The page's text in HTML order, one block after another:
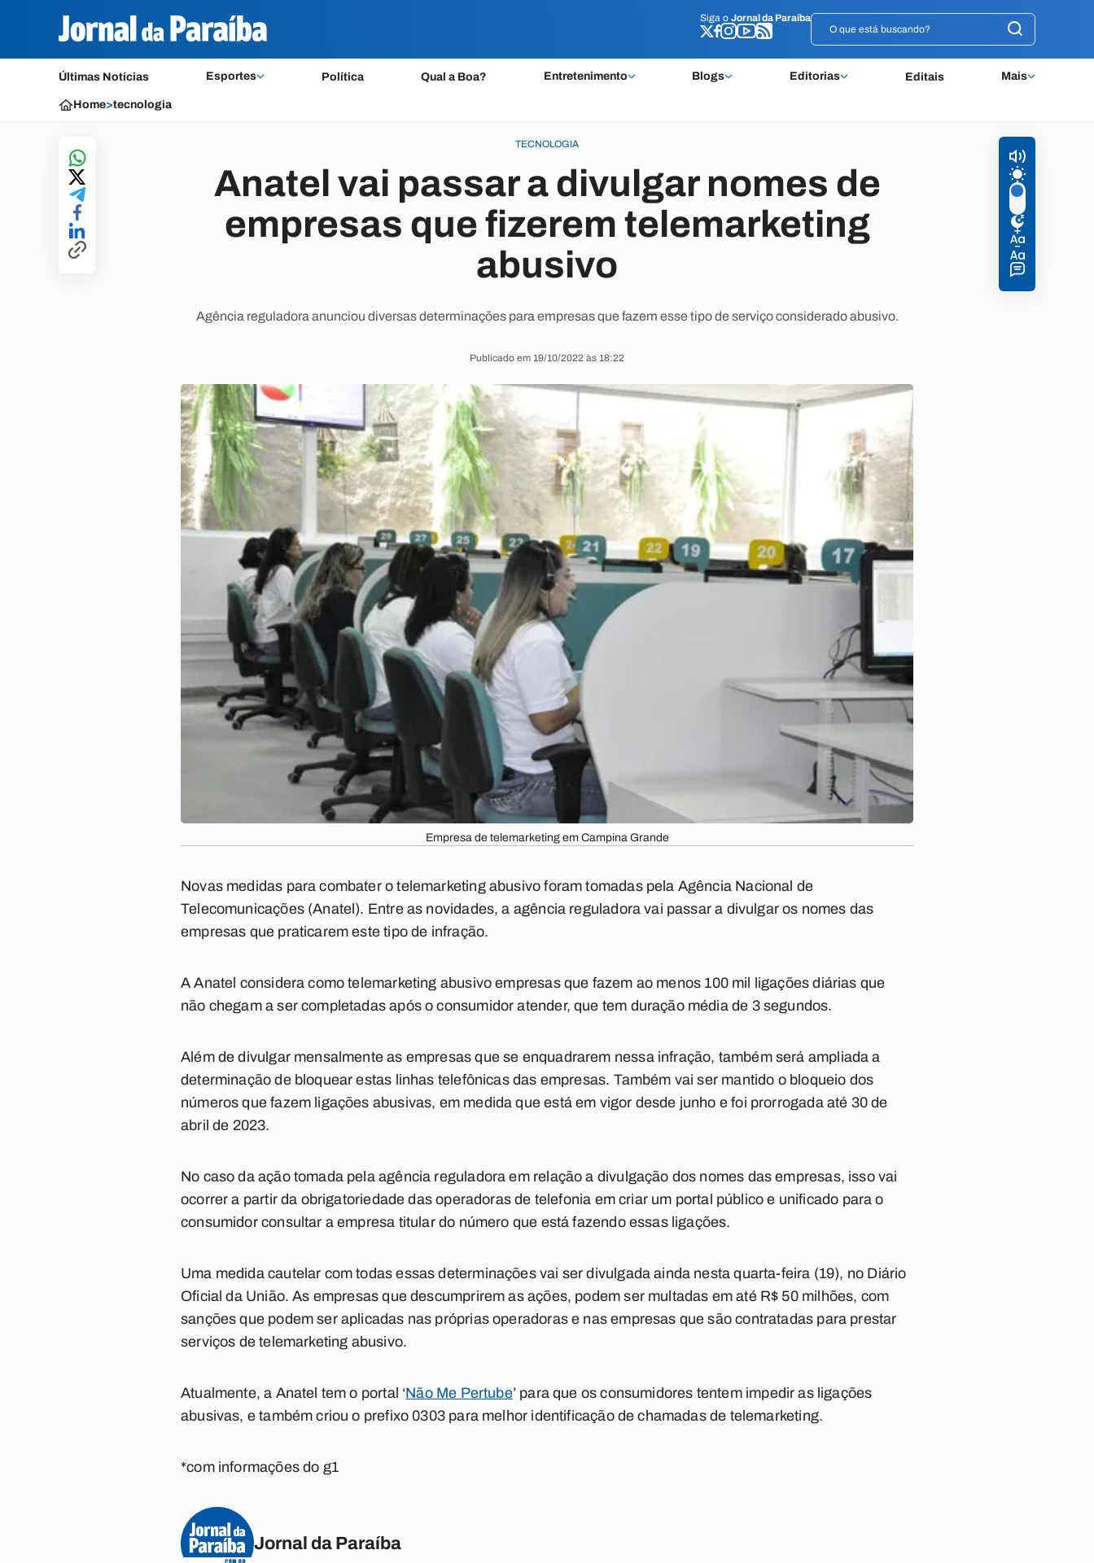
Siga o Jornal da Paraíba
Últimas Notícias Esportes Política Qual a Boa? Entretenimento Blogs Editorias Editais Mais
Siga o Jornal da Paraíba
Home>tecnologia
TECNOLOGIA
Anatel vai passar a divulgar nomes de
empresas que fizerem telemarketing
abusivo
Agência reguladora anunciou diversas determinações para empresas que fazem esse tipo de serviço considerado abusivo.
Publicado em 19/10/2022 às 18:22
Empresa de telemarketing em Campina Grande
Novas medidas para combater o telemarketing abusivo foram tomadas pela Agência Nacional de
Telecomunicações (Anatel). Entre as novidades, a agência reguladora vai passar a divulgar os nomes das
empresas que praticarem este tipo de infração.
A Anatel considera como telemarketing abusivo empresas que fazem ao menos 100 mil ligações diárias que
não chegam a ser completadas após o consumidor atender, que tem duração média de 3 segundos.
Além de divulgar mensalmente as empresas que se enquadrarem nessa infração, também será ampliada a
determinação de bloquear estas linhas telefônicas das empresas. Também vai ser mantido o bloqueio dos
números que fazem ligações abusivas, em medida que está em vigor desde junho e foi prorrogada até 30 de
abril de 2023.
No caso da ação tomada pela agência reguladora em relação a divulgação dos nomes das empresas, isso vai
ocorrer a partir da obrigatoriedade das operadoras de telefonia em criar um portal público e unificado para o
consumidor consultar a empresa titular do número que está fazendo essas ligações.
Uma medida cautelar com todas essas determinações vai ser divulgada ainda nesta quarta-feira (19), no Diário
Oficial da União. As empresas que descumprirem as ações, podem ser multadas em até R$ 50 milhões, com
sanções que podem ser aplicadas nas próprias operadoras e nas empresas que são contratadas para prestar
serviços de telemarketing abusivo.
Atualmente, a Anatel tem o portal ‘Não Me Pertube’ para que os consumidores tentem impedir as ligações
abusivas, e também criou o prefixo 0303 para melhor identificação de chamadas de telemarketing.
*com informações do g1
Jornal da Paraíba